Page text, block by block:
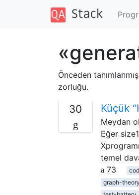
Önceden
zorluğu.
30 Küçük
Meydan
Eğer
temel
73
graph-theory